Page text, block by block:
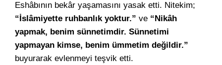
Eshâbının bekâr yaşamasını yasak etti. Nitekim;
“İslâmiyette ruhbanlık yoktur.” ve “Nikâh
yapmak, benim sünnetimdir. Sünnetimi
yapmayan kimse, benim ümmetim değildir.”
buyurarak evlenmeyi teşvik etti.